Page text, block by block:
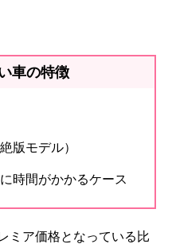
車の特徴
版モデル）
時間がかかるケース
ミア価格となっている比